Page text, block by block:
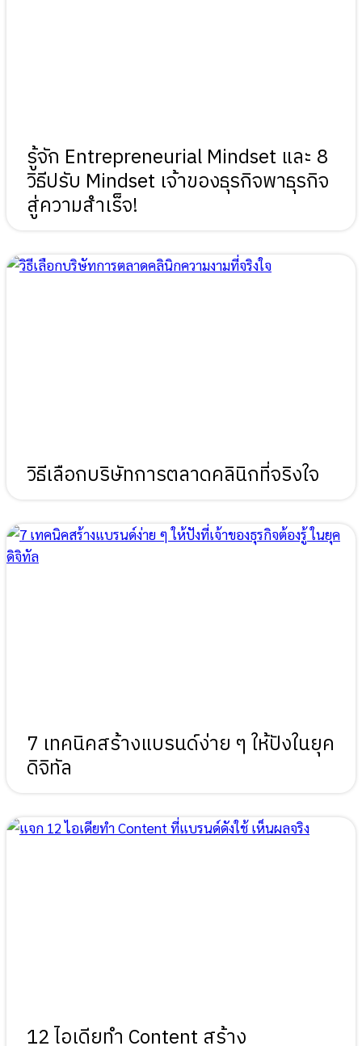
รู้จัก Entrepreneurial Mindset และ 8
วิธีปรับ Mindset เจ้าของธุรกิจพาธุรกิจ
สู่ความสำเร็จ!
วิธีเลือกบริษัทการตลาดคลินิกที่จริงใจ
7 เทคนิคสร้างแบรนด์ง่าย ๆ ให้ปังในยุค
ดิจิทัล
12 ไอเดียทำ Content สร้าง